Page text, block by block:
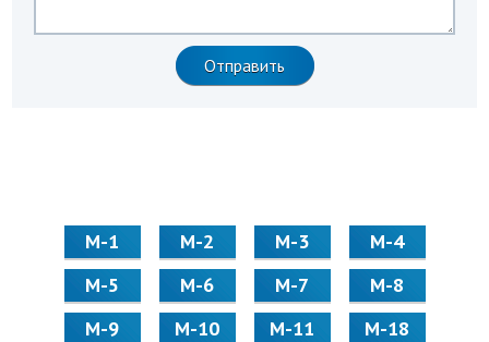
М-1 М-2 М-3
М-4
М-5
М-6 М-7
М-8
М-9
М-10 М-11
М-18